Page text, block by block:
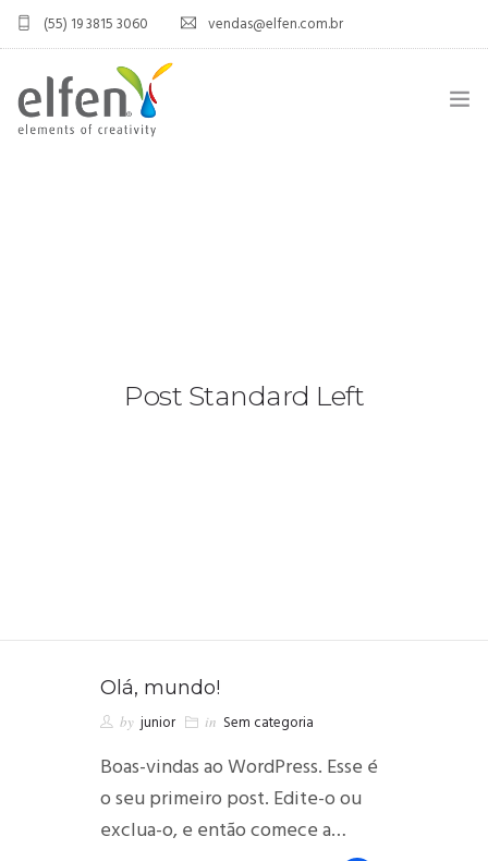
(55) 19 3815 3060 vendas@elfen.com.br
Post Standard Left
Olá, mundo!
by junior in Sem categoria
Boas-vindas ao WordPress. Esse é
o seu primeiro post. Edite-o ou
exclua-o, e então comece a…